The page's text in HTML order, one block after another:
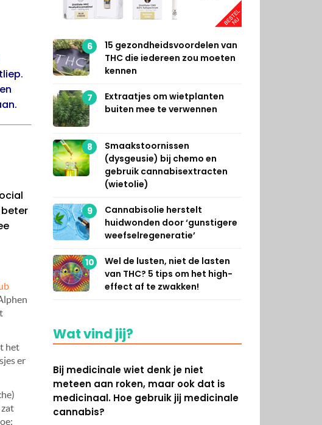
het
er
zat
6
15 gezondheidsvoordelen van
THC die iedereen zou moeten
kennen
7
Extraatjes om wietplanten
buiten mee te verwennen
8
Smaakstoornissen
(dysgeusie) bij chemo en
gebruik cannabisextracten
(wietolie)
9
Cannabisolie herstelt
huidwonden door ‘gunstigere
weefselregeneratie’
10
Wel de lusten, niet de lasten
van THC? 5 tips om het high-
effect af te zwakken!
Wat vind jij?
Bij medicinale wiet denk je niet
meteen aan roken, maar ook dat is
medicinaal. Hoe gebruik jij medicinale
cannabis?